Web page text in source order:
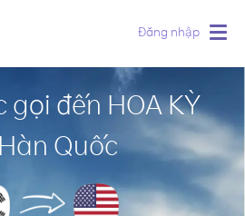
Đăng nhập
gọi đến HOA KỲ
Quốc